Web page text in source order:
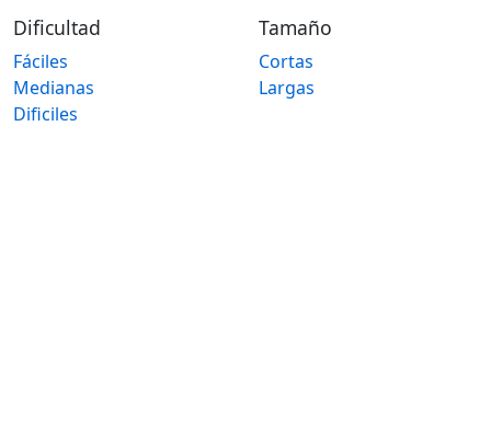
Dificultad
Fáciles
Medianas
Dificiles
Tamaño
Cortas
Largas